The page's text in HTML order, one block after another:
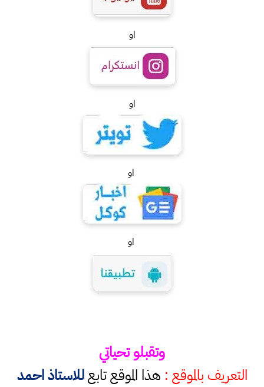
او
او
او
او
وتقبلو تحياتي
التعريف بالموقع : هذا الموقع تابعللاستاذ احمد